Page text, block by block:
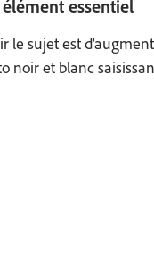
essentiel
le sujet est
noir et blanc